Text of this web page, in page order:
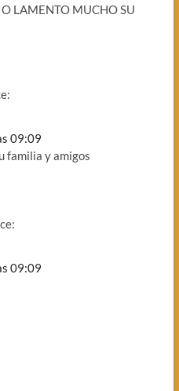
LAMENTO MUCHO SU
09:09
familia y amigos
09:09